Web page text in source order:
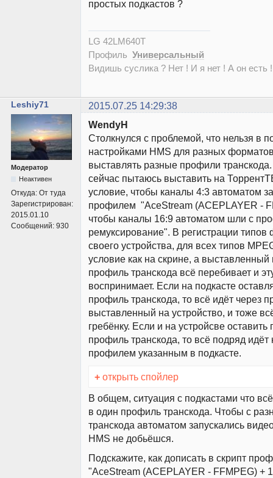
простых подкастов ?
LG 42LM640T
Профиль Универсальный
Видишь суслика ? Нет ! И я нет ! А он есть
Leshiy71 2015.07.25 14:29:38
Модератор
Неактивен
Откуда: От туда
Зарегистрирован:
2015.01.10
Сообщений: 930
WendyH
Столкнулся с проблемой, что нельзя в
настройками HMS для разных
выставлять разные профили
сейчас пытаюсь выставить на
условие, чтобы каналы 4:3 автоматом
профилем "AceStream (ACEPLAYER -
чтобы каналы 16:9 автоматом шли с
ремуксирование". В регистрации типов
своего устройства, для всех типов
условие как на скрине, а выставленный
профиль транскода всё перебивает и
воспринимает. Если на подкасте
профиль транскода, то всё идёт через
выставленный на устройство, и тоже
гребёнку. Если и на устройсве оставить
профиль транскода, то всё подряд идёт
профилем указанным в подкасте.
+ открыть спойлер
В общем, ситуация с подкастами что
в один профиль транскода. Чтобы с
транскода автоматом запускались
HMS не добьёшся.
Подскажите, как дописать в скрипт
"AceStream (ACEPLAYER - FFMPEG) +